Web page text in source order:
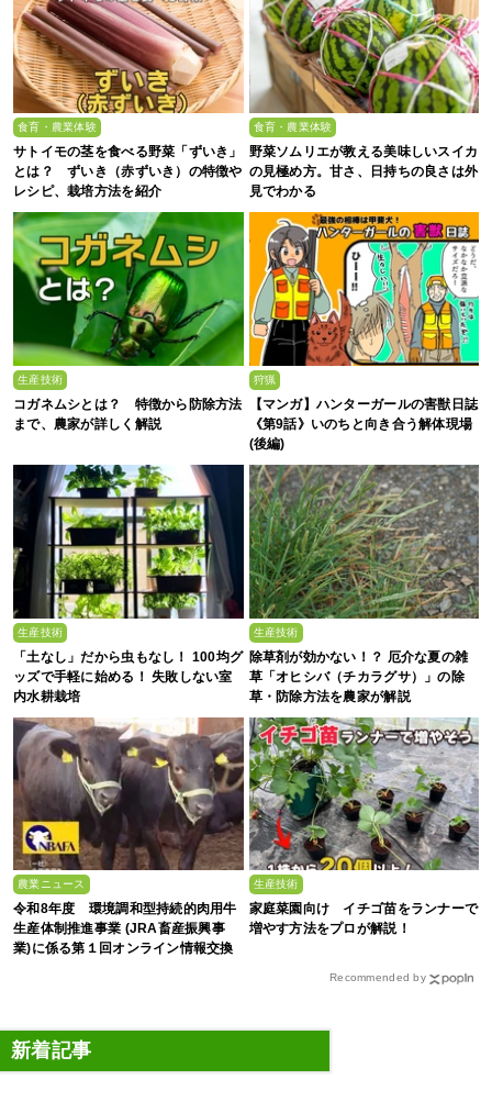
食育・農業体験
サトイモの茎を食べる野菜「ずいき」
とは？ ずいき（赤ずいき）の特徴や
レシピ、栽培方法を紹介
食育・農業体験
野菜ソムリエが教える美味しいスイカ
の見極め方。甘さ、日持ちの良さは外
見でわかる
生産技術
コガネムシとは？ 特徴から防除方法
まで、農家が詳しく解説
狩猟
【マンガ】ハンターガールの害獣日誌
《第9話》いのちと向き合う解体現場
(後編)
生産技術
「土なし」だから虫もなし！ 100均グ
ッズで手軽に始める！ 失敗しない室
内水耕栽培
生産技術
除草剤が効かない！？ 厄介な夏の雑
草「オヒシバ（チカラグサ）」の除
草・防除方法を農家が解説
農業ニュース
令和8年度 環境調和型持続的肉用牛
生産体制推進事業 (JRA畜産振興事
業)に係る第１回オンライン情報交換
生産技術
家庭菜園向け イチゴ苗をランナーで
増やす方法をプロが解説！
Recommended by
新着記事